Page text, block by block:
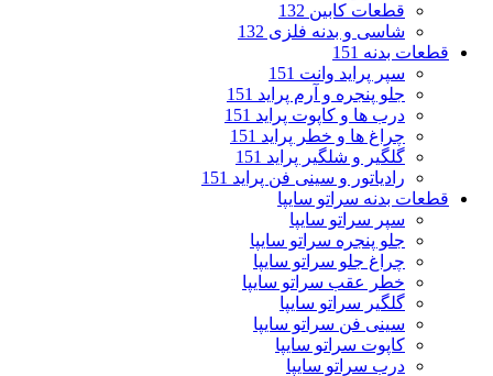
قطعات کابین 132
شاسی و بدنه فلزی 132
قطعات بدنه 151
سپر پراید وانت 151
جلو پنجره و آرم پراید 151
درب ها و کاپوت پراید 151
چراغ ها و خطر پراید 151
گلگیر و شلگیر پراید 151
رادیاتور و سینی فن پراید 151
قطعات بدنه سراتو سایپا
سپر سراتو سایپا
جلو پنجره سراتو سایپا
چراغ جلو سراتو سایپا
خطر عقب سراتو سایپا
گلگیر سراتو سایپا
سینی فن سراتو سایپا
کاپوت سراتو سایپا
درب سراتو سایپا